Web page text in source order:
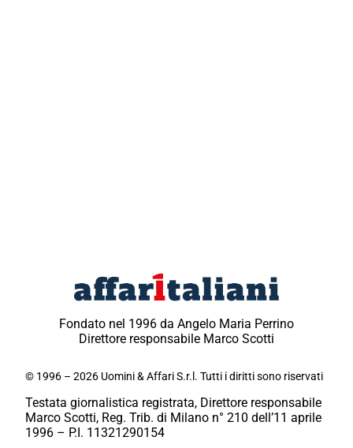
Fondato nel 1996 da Angelo Maria Perrino
Direttore responsabile Marco Scotti
© 1996 – 2026 Uomini & Affari S.r.l. Tutti i diritti sono riservati
Testata giornalistica registrata, Direttore responsabile
Marco Scotti, Reg. Trib. di Milano n° 210 dell’11 aprile
1996 – P.I. 11321290154